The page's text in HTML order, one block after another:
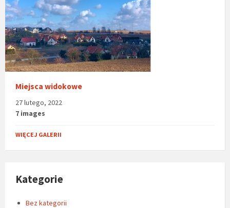
Miejsca widokowe
27 lutego, 2022
7 images
WIĘCEJ GALERII
Kategorie
Bez kategorii